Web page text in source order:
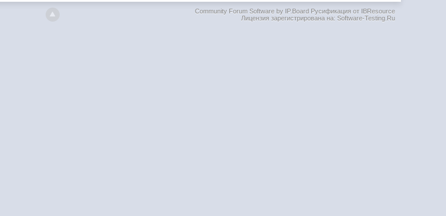
Community Forum Software by IP.BoardРусификация от IBResource
Лицензия зарегистрирована на: Software-Testing.Ru